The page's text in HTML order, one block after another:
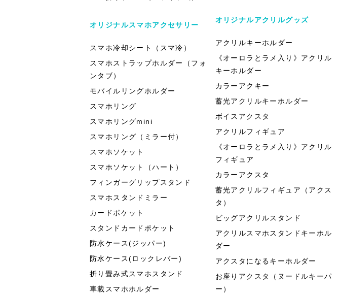
オリジナルスマホアクセサリー
スマホ冷却シート（スマ冷）
スマホストラップホルダー（フォ
ンタブ）
モバイルリングホルダー
スマホリング
スマホリングmini
スマホリング（ミラー付）
スマホソケット
スマホソケット（ハート）
フィンガーグリップスタンド
スマホスタンドミラー
カードポケット
スタンドカードポケット
防水ケース(ジッパー)
防水ケース(ロックレバー)
折り畳み式スマホスタンド
車載スマホホルダー
オリジナルアクリルグッズ
アクリルキーホルダー
《オーロラとラメ入り》アクリル
キーホルダー
カラーアクキー
蓄光アクリルキーホルダー
ボイスアクスタ
アクリルフィギュア
《オーロラとラメ入り》アクリル
フィギュア
カラーアクスタ
蓄光アクリルフィギュア（アクス
タ）
ビッグアクリルスタンド
アクリルスマホスタンドキーホル
ダー
アクスタになるキーホルダー
お座りアクスタ（ヌードルキーパ
ー）